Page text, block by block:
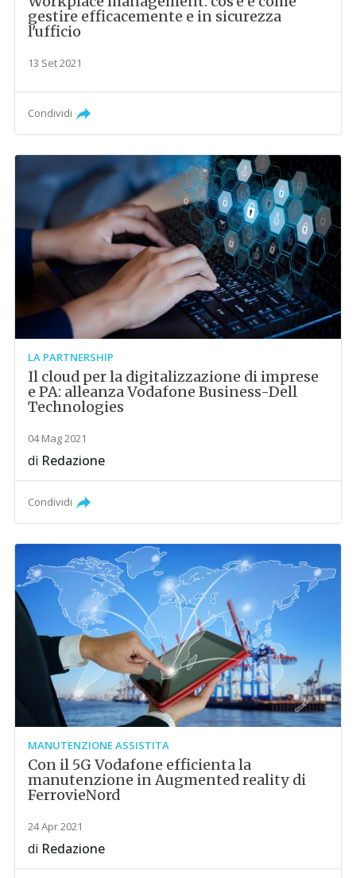
gestire efficacemente e in sicurezza
l'ufficio
13 Set 2021
Condividi
LA PARTNERSHIP
Il cloud per la digitalizzazione di imprese
e PA: alleanza Vodafone Business-Dell
Technologies
04 Mag 2021
di Redazione
Condividi
MANUTENZIONE ASSISTITA
Con il 5G Vodafone efficienta la
manutenzione in Augmented reality di
FerrovieNord
24 Apr 2021
di Redazione